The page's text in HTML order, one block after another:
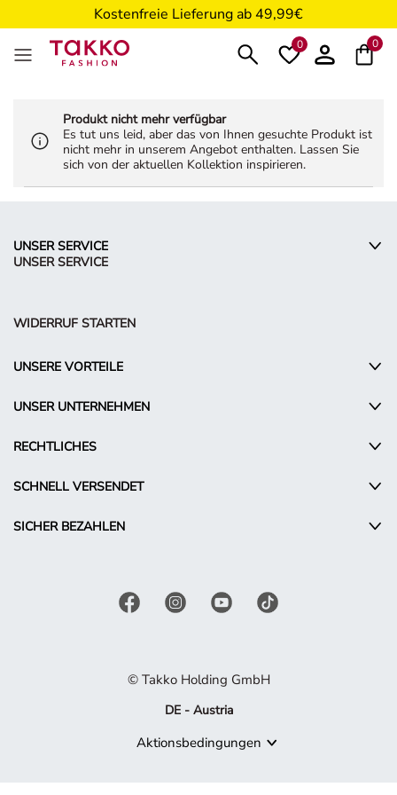
Kostenfreie Lieferung ab 49,99€
5€ Gutschein nach Registrierung*
0 0
Produkt nicht mehr verfügbar
Es tut uns leid, aber das von Ihnen gesuchte Produkt ist
nicht mehr in unserem Angebot enthalten. Lassen Sie
sich von der aktuellen Kollektion inspirieren.
UNSER SERVICE
UNSER SERVICE
WIDERRUF STARTEN
UNSERE VORTEILE
UNSER UNTERNEHMEN
RECHTLICHES
SCHNELL VERSENDET
SICHER BEZAHLEN
© Takko Holding GmbH
DE - Austria
Aktionsbedingungen